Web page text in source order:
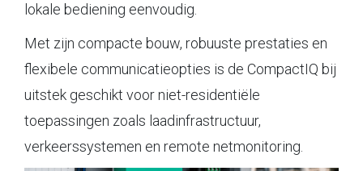
lokale bediening eenvoudig.
Met zijn compacte bouw, robuuste prestaties en
flexibele communicatieopties is de CompactIQ bij
uitstek geschikt voor niet-residentiële
toepassingen zoals laadinfrastructuur,
verkeerssystemen en remote netmonitoring.